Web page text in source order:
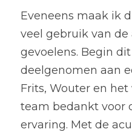
Eveneens maak ik
veel gebruik van
gevoelens. Begin
deelgenomen aan
Frits, Wouter en
team bedankt voor
ervaring. Met de